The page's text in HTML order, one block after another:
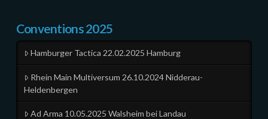
Conventions 2025
Hamburger Tactica 22.02.2025 Hamburg
Rhein Main Multiversum 26.10.2024 Nidderau-
Heldenbergen
Ad Arma 10.05.2025 Walsheim bei Landau